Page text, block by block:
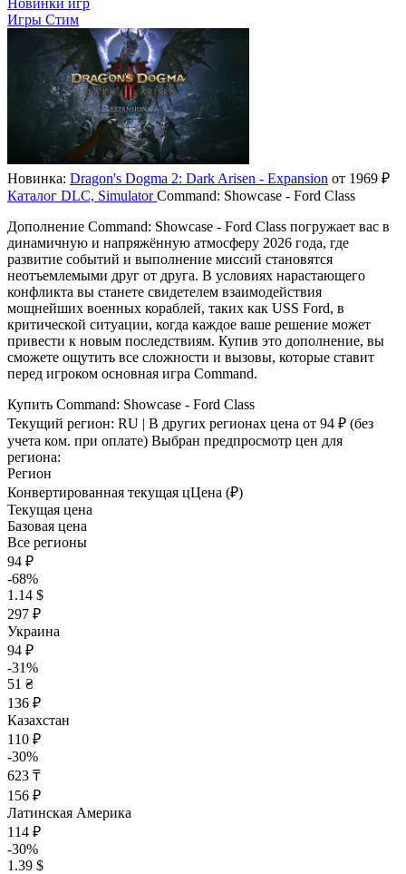
Новинки игр
Игры Стим
Новинка: Dragon's Dogma 2: Dark Arisen - Expansion от 1969 ₽
Каталог DLC, Simulator Command: Showcase - Ford Class
Дополнение Command: Showcase - Ford Class погружает вас в
динамичную и напряжённую атмосферу 2026 года, где
развитие событий и выполнение миссий становятся
неотъемлемыми друг от друга. В условиях нарастающего
конфликта вы станете свидетелем взаимодействия
мощнейших военных кораблей, таких как USS Ford, в
критической ситуации, когда каждое ваше решение может
привести к новым последствиям. Купив это дополнение, вы
сможете ощутить все сложности и вызовы, которые ставит
перед игроком основная игра Command.
Купить Command: Showcase - Ford Class
Текущий регион: RU | В других регионах цена от 94 ₽ (без
учета ком. при оплате) Выбран предпросмотр цен для
региона:
Регион
Конвертированная текущая цЦена (₽)
Текущая цена
Базовая цена
Все регионы
94 ₽
-68%
1.14 $
297 ₽
Украина
94 ₽
-31%
51 ₴
136 ₽
Казахстан
110 ₽
-30%
623 ₸
156 ₽
Латинская Америка
114 ₽
-30%
1.39 $